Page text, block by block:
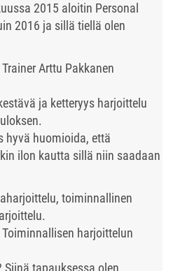
2015 aloitin Personal
2016 ja sillä tiellä olen
Arttu Pakkanen
ja ketteryys harjoittelu
hyvä huomioida, että
ilon kautta sillä niin saadaan
toiminnallinen
harjoittelun
tapauksessa olen